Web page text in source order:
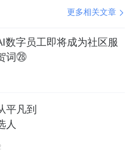
，业主捐赠的书籍充实了
好者创作的书画成了最佳
了书画创作室、邻里茶
格局。
区”到“熟人社会”
更多相关文章
数字员工即将成为社区服
词㉘
平凡到
人